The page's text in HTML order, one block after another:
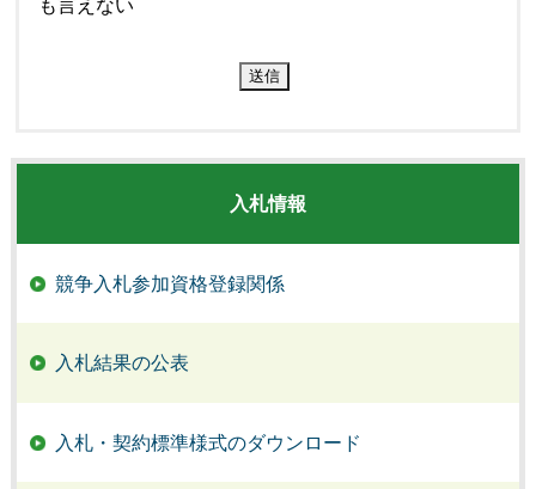
も言えない
入札情報
競争入札参加資格登録関係
入札結果の公表
入札・契約標準様式のダウンロード